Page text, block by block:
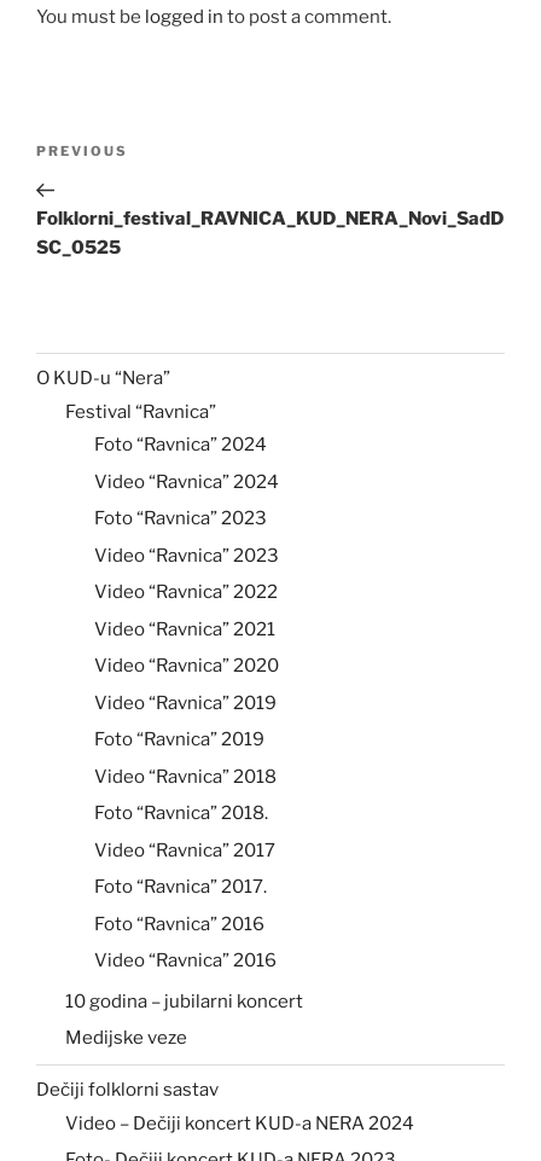
You must be logged in to post a comment.
Previous
Post
PREVIOUS
Folklorni_festival_RAVNICA_KUD_NERA_Novi_SadD
SC_0525
O KUD-u “Nera”
Festival “Ravnica”
Foto “Ravnica” 2024
Video “Ravnica” 2024
Foto “Ravnica” 2023
Video “Ravnica” 2023
Video “Ravnica” 2022
Video “Ravnica” 2021
Video “Ravnica” 2020
Video “Ravnica” 2019
Foto “Ravnica” 2019
Video “Ravnica” 2018
Foto “Ravnica” 2018.
Video “Ravnica” 2017
Foto “Ravnica” 2017.
Foto “Ravnica” 2016
Video “Ravnica” 2016
10 godina – jubilarni koncert
Medijske veze
Dečiji folklorni sastav
Video – Dečiji koncert KUD-a NERA 2024